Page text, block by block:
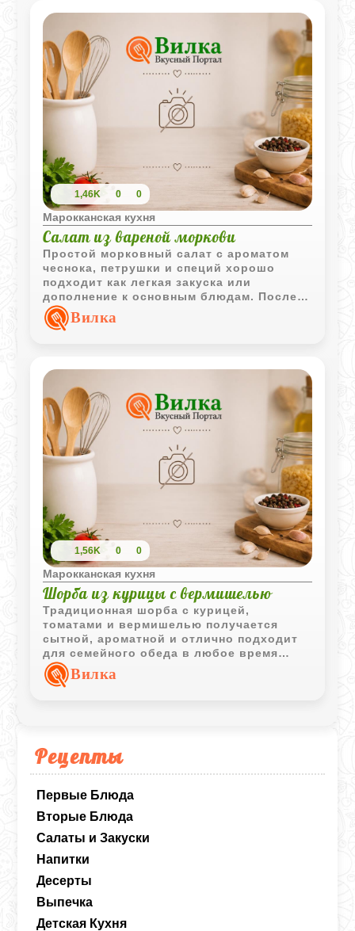
Рецепты
Первые Блюда
Вторые Блюда
Салаты и Закуски
Напитки
Десерты
Выпечка
Детская Кухня
1,46K 0 0
Марокканская кухня
Салат из вареной моркови
Простой морковный салат с ароматом
чеснока, петрушки и специй хорошо
подходит как легкая закуска или
дополнение к основным блюдам. После
охлаждения его вкус становится еще
ярче.Вилка
1,56K 0 0
Марокканская кухня
Шорба из курицы с вермишелью
Традиционная шорба с курицей,
томатами и вермишелью получается
сытной, ароматной и отлично подходит
для семейного обеда в любое время
года.Вилка